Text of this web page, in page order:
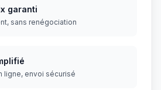
garanti
sans renégociation
ligne, envoi sécurisé